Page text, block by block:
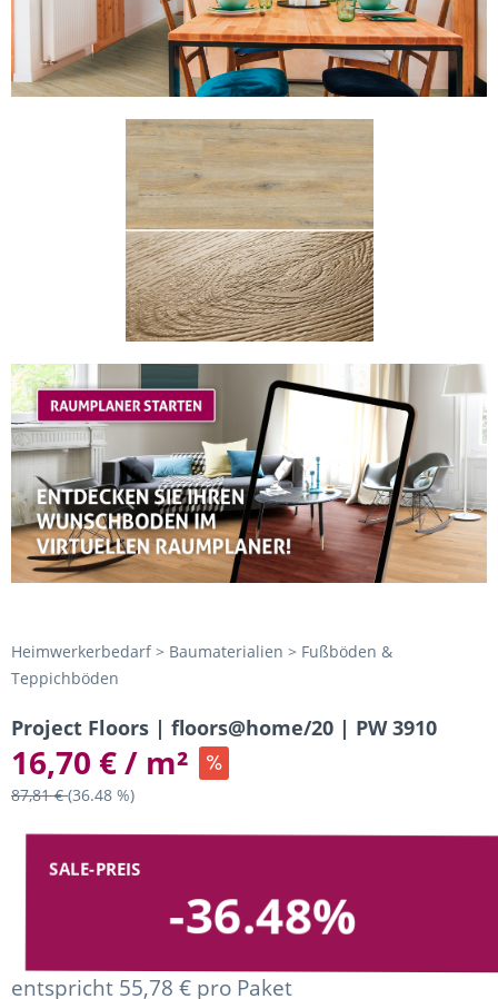
Heimwerkerbedarf > Baumaterialien > Fußböden &
Teppichböden
Project Floors | floors@home/20 | PW 3910
16,70 € / m²
87,81 €(36.48 %)
SALE-PREIS
-36.48%
entspricht 55,78 € pro Paket